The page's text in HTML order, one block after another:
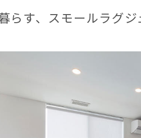
らす、スモールラグ